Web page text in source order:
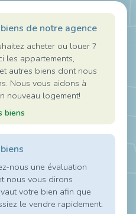
de notre agence
acheter ou louer ?
les appartements,
autres biens dont nous
Nous vous aidons à
nouveau logement!
biens
nous une évaluation
nous vous dirons
votre bien afin que
le vendre rapidement.